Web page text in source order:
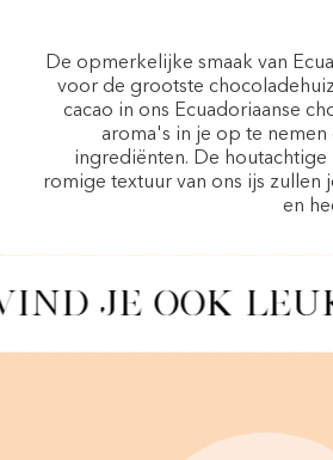
De opmerkelijke smaak van
voor de grootste
cacao in ons Ecuadoriaanse
aroma's in je op te nemen
ingrediënten. De
romige textuur van ons ijs zullen
en
JE OOK